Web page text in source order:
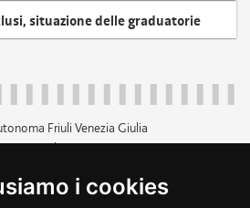
i cookies
situazione delle graduatorie
Friuli Venezia Giulia
p.iva 00526040324
040 3771111